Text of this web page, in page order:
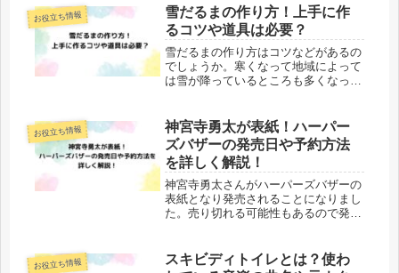
についても詳しく紹介していきます。
ぜひ、凧にまつわる魅力に触れてみま
しょ...
お役立ち情報
雪だるまの作り方！上手に作
るコツや道具は必要？
雪だるまの作り方はコツなどがあるの
でしょうか。寒くなって地域によって
は雪が降っているところも多くなって
よね。今回は雪だるまの作り方や上手
に作るコツや道具は必要かについてお
届...
お役立ち情報
神宮寺勇太が表紙！ハーパー
ズバザーの発売日や予約方法
を詳しく解説！
神宮寺勇太さんがハーパーズバザーの
表紙となり発売されることになりまし
た。売り切れる可能性もあるので発売
なら絶対に手に入れておきたいです。
発売日は2024年8月20日からで、...
お役立ち情報
スキビディトイレとは？使わ